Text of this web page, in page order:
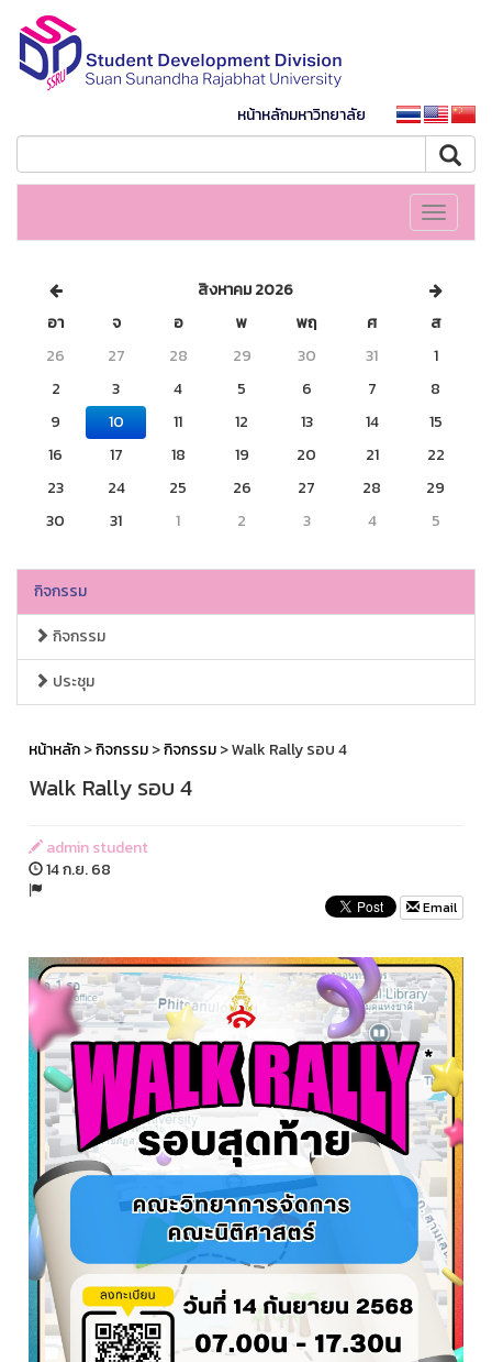
หน้าหลักมหาวิทยาลัย
Toggle
สิงหาคม 2026
อา
จ อ พ พฤ ศ
ส
26
27 28 29 30 31
1
2
3 4 5 6 7
8
9
10 11 12 13 14
15
16
17 18 19 20 21
22
23
24 25 26 27 28
29
30
31 1 2 3 4 5
กิจกรรม
กิจกรรม
ประชุม
หน้าหลัก>กิจกรรม>กิจกรรม> Walk Rally รอบ 4
Walk Rally รอบ 4
admin student
14 ก.ย. 68
Email